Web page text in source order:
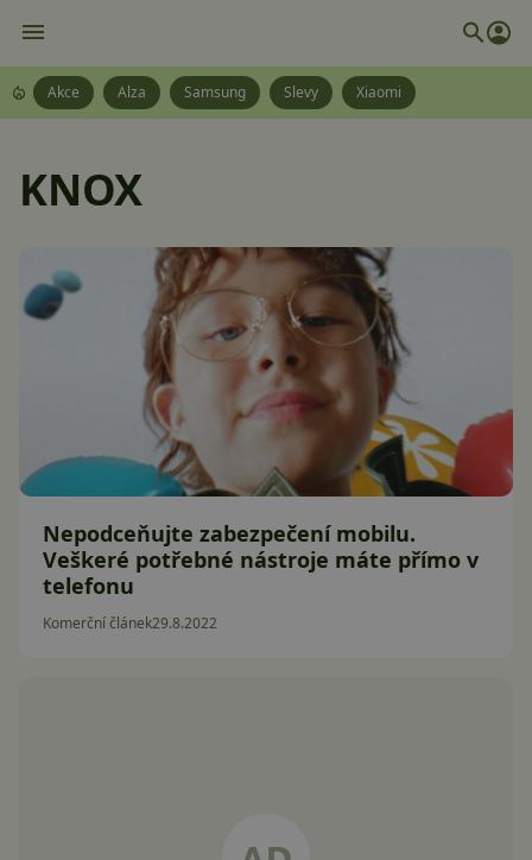
Akce Alza Samsung Slevy Xiaomi
KNOX
Nepodceňujte zabezpečení mobilu.
Veškeré potřebné nástroje máte přímo v
telefonu
Komerční článek29.8.2022